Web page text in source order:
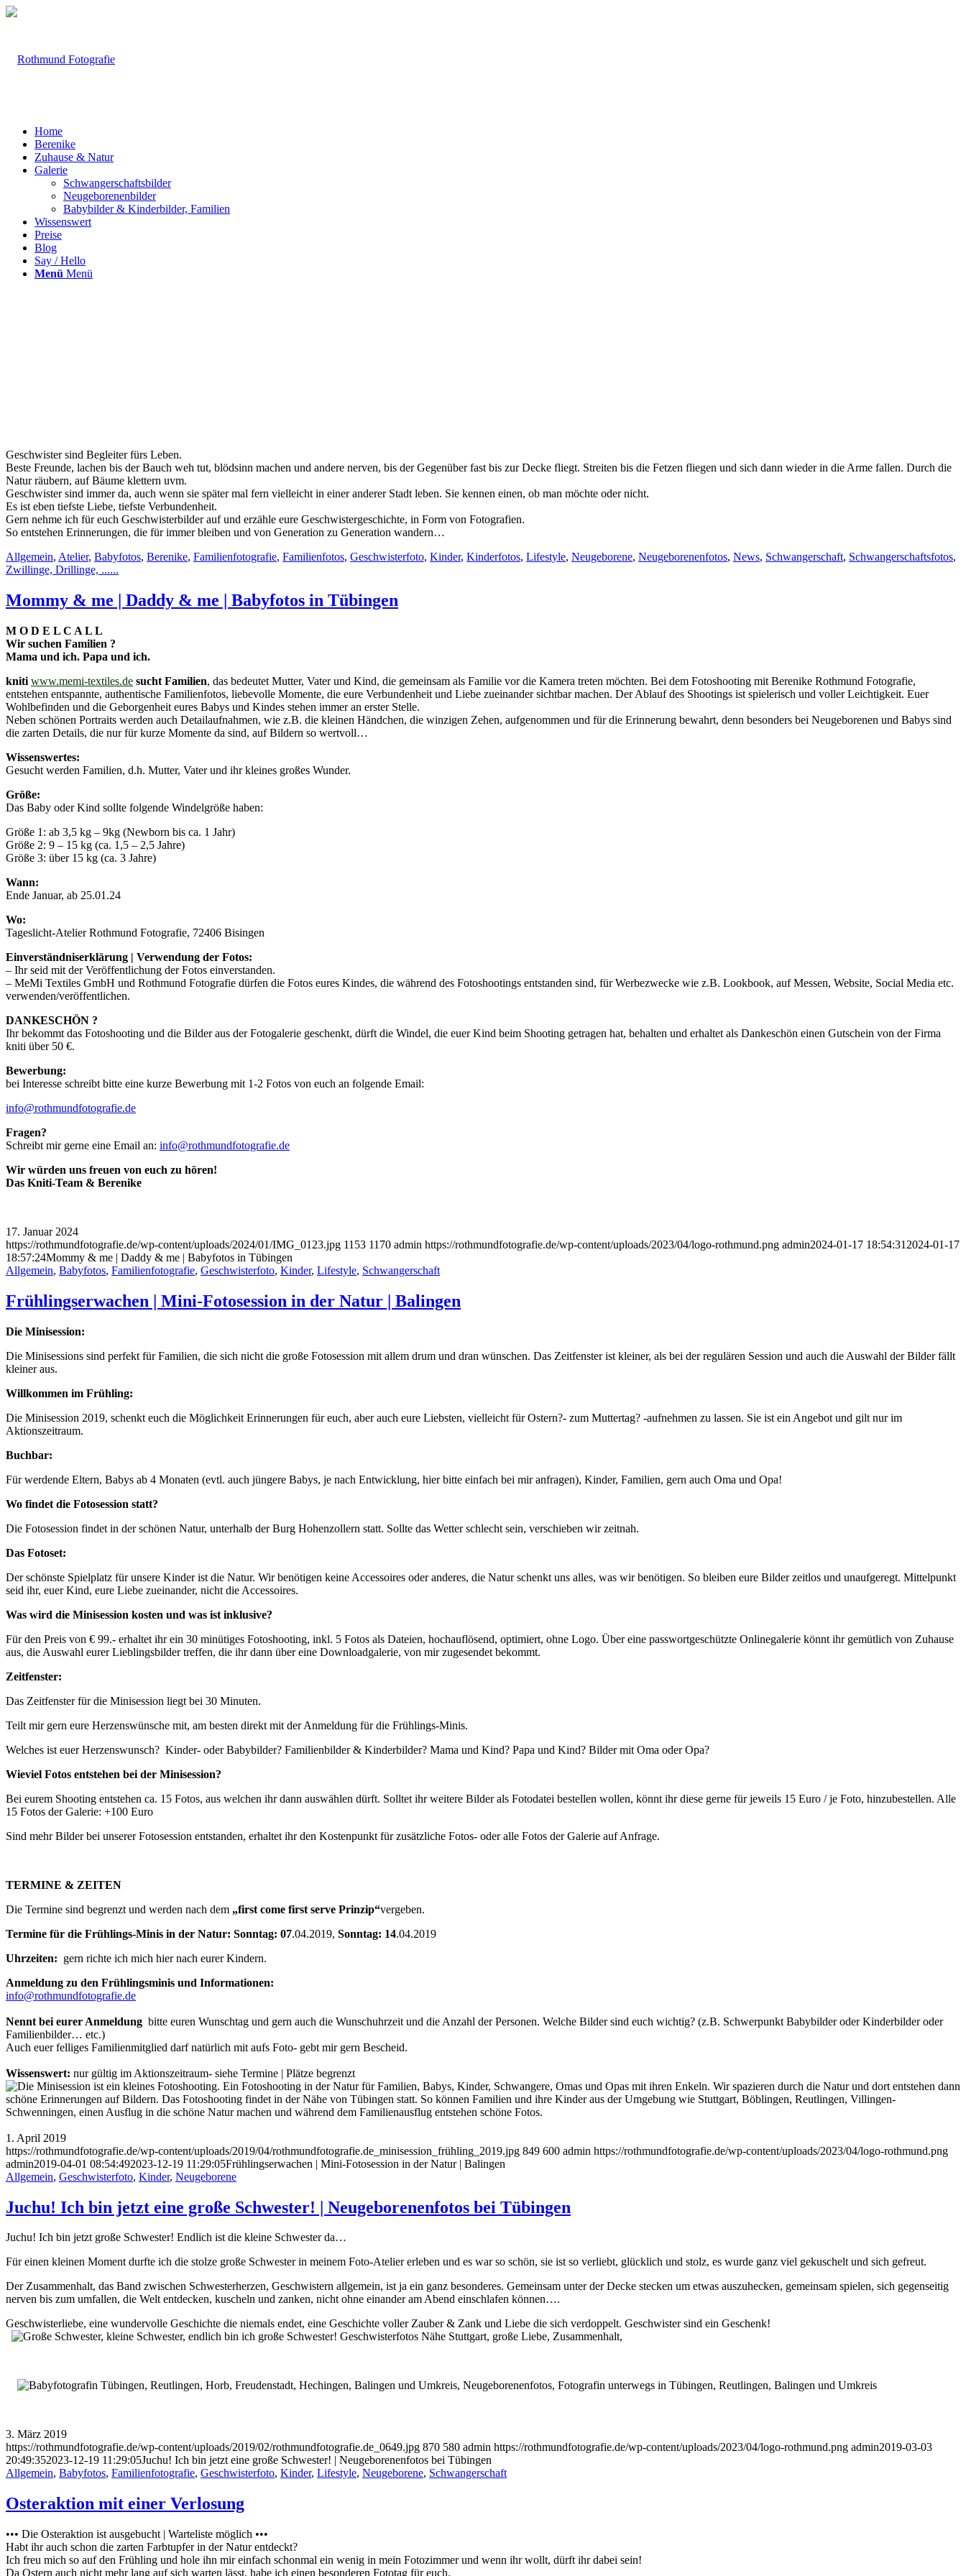
Home
Berenike
Zuhause & Natur
Galerie
Schwangerschaftsbilder
Neugeborenenbilder
Babybilder & Kinderbilder, Familien
Wissenswert
Preise
Blog
Say / Hello
Menü Menü
Geschwister sind Begleiter fürs Leben.
Beste Freunde, lachen bis der Bauch weh tut, blödsinn machen und andere nerven, bis der Gegenüber fast bis zur Decke fliegt. Streiten bis die Fetzen fliegen und sich dann wieder in die Arme fallen. Durch die
Natur räubern, auf Bäume klettern uvm.
Geschwister sind immer da, auch wenn sie später mal fern vielleicht in einer anderer Stadt leben. Sie kennen einen, ob man möchte oder nicht.
Es ist eben tiefste Liebe, tiefste Verbundenheit.
Gern nehme ich für euch Geschwisterbilder auf und erzähle eure Geschwistergeschichte, in Form von Fotografien.
So entstehen Erinnerungen, die für immer bleiben und von Generation zu Generation wandern…
Allgemein, Atelier, Babyfotos, Berenike, Familienfotografie, Familienfotos, Geschwisterfoto, Kinder, Kinderfotos, Lifestyle, Neugeborene, Neugeborenenfotos, News, Schwangerschaft, Schwangerschaftsfotos,
Zwillinge, Drillinge, ......
Mommy & me | Daddy & me | Babyfotos in Tübingen
M O D E L C A L L
Wir suchen Familien ?
Mama und ich. Papa und ich.
kniti www.memi-textiles.de sucht Familien, das bedeutet Mutter, Vater und Kind, die gemeinsam als Familie vor die Kamera treten möchten. Bei dem Fotoshooting mit Berenike Rothmund Fotografie,
entstehen entspannte, authentische Familienfotos, liebevolle Momente, die eure Verbundenheit und Liebe zueinander sichtbar machen. Der Ablauf des Shootings ist spielerisch und voller Leichtigkeit. Euer
Wohlbefinden und die Geborgenheit eures Babys und Kindes stehen immer an erster Stelle.
Neben schönen Portraits werden auch Detailaufnahmen, wie z.B. die kleinen Händchen, die winzigen Zehen, aufgenommen und für die Erinnerung bewahrt, denn besonders bei Neugeborenen und Babys sind
die zarten Details, die nur für kurze Momente da sind, auf Bildern so wertvoll…
Wissenswertes:
Gesucht werden Familien, d.h. Mutter, Vater und ihr kleines großes Wunder.
Größe:
Das Baby oder Kind sollte folgende Windelgröße haben:
Größe 1: ab 3,5 kg – 9kg (Newborn bis ca. 1 Jahr)
Größe 2: 9 – 15 kg (ca. 1,5 – 2,5 Jahre)
Größe 3: über 15 kg (ca. 3 Jahre)
Wann:
Ende Januar, ab 25.01.24
Wo:
Tageslicht-Atelier Rothmund Fotografie, 72406 Bisingen
Einverständniserklärung | Verwendung der Fotos:
– Ihr seid mit der Veröffentlichung der Fotos einverstanden.
– MeMi Textiles GmbH und Rothmund Fotografie dürfen die Fotos eures Kindes, die während des Fotoshootings entstanden sind, für Werbezwecke wie z.B. Lookbook, auf Messen, Website, Social Media etc.
verwenden/veröffentlichen.
DANKESCHÖN ?
Ihr bekommt das Fotoshooting und die Bilder aus der Fotogalerie geschenkt, dürft die Windel, die euer Kind beim Shooting getragen hat, behalten und erhaltet als Dankeschön einen Gutschein von der Firma
kniti über 50 €.
Bewerbung:
bei Interesse schreibt bitte eine kurze Bewerbung mit 1-2 Fotos von euch an folgende Email:
info@rothmundfotografie.de
Fragen?
Schreibt mir gerne eine Email an: info@rothmundfotografie.de
Wir würden uns freuen von euch zu hören!
Das Kniti-Team & Berenike
17. Januar 2024
https://rothmundfotografie.de/wp-content/uploads/2024/01/IMG_0123.jpg 1153 1170 admin https://rothmundfotografie.de/wp-content/uploads/2023/04/logo-rothmund.png admin2024-01-17 18:54:31 2024-01-17
18:57:24Mommy & me | Daddy & me | Babyfotos in Tübingen
Allgemein, Babyfotos, Familienfotografie, Geschwisterfoto, Kinder, Lifestyle, Schwangerschaft
Frühlingserwachen | Mini-Fotosession in der Natur | Balingen
Die Minisession:
Die Minisessions sind perfekt für Familien, die sich nicht die große Fotosession mit allem drum und dran wünschen. Das Zeitfenster ist kleiner, als bei der regulären Session und auch die Auswahl der Bilder fällt
kleiner aus.
Willkommen im Frühling:
Die Minisession 2019, schenkt euch die Möglichkeit Erinnerungen für euch, aber auch eure Liebsten, vielleicht für Ostern?- zum Muttertag? -aufnehmen zu lassen. Sie ist ein Angebot und gilt nur im
Aktionszeitraum.
Buchbar:
Für werdende Eltern, Babys ab 4 Monaten (evtl. auch jüngere Babys, je nach Entwicklung, hier bitte einfach bei mir anfragen), Kinder, Familien, gern auch Oma und Opa!
Wo findet die Fotosession statt?
Die Fotosession findet in der schönen Natur, unterhalb der Burg Hohenzollern statt. Sollte das Wetter schlecht sein, verschieben wir zeitnah.
Das Fotoset:
Der schönste Spielplatz für unsere Kinder ist die Natur. Wir benötigen keine Accessoires oder anderes, die Natur schenkt uns alles, was wir benötigen. So bleiben eure Bilder zeitlos und unaufgeregt. Mittelpunkt
seid ihr, euer Kind, eure Liebe zueinander, nicht die Accessoires.
Was wird die Minisession kosten und was ist inklusive?
Für den Preis von € 99.- erhaltet ihr ein 30 minütiges Fotoshooting, inkl. 5 Fotos als Dateien, hochauflösend, optimiert, ohne Logo. Über eine passwortgeschützte Onlinegalerie könnt ihr gemütlich von Zuhause
aus, die Auswahl eurer Lieblingsbilder treffen, die ihr dann über eine Downloadgalerie, von mir zugesendet bekommt.
Zeitfenster:
Das Zeitfenster für die Minisession liegt bei 30 Minuten.
Teilt mir gern eure Herzenswünsche mit, am besten direkt mit der Anmeldung für die Frühlings-Minis.
Welches ist euer Herzenswunsch? Kinder- oder Babybilder? Familienbilder & Kinderbilder? Mama und Kind? Papa und Kind? Bilder mit Oma oder Opa?
Wieviel Fotos entstehen bei der Minisession?
Bei eurem Shooting entstehen ca. 15 Fotos, aus welchen ihr dann auswählen dürft. Solltet ihr weitere Bilder als Fotodatei bestellen wollen, könnt ihr diese gerne für jeweils 15 Euro / je Foto, hinzubestellen. Alle
15 Fotos der Galerie: +100 Euro
Sind mehr Bilder bei unserer Fotosession entstanden, erhaltet ihr den Kostenpunkt für zusätzliche Fotos- oder alle Fotos der Galerie auf Anfrage.
TERMINE & ZEITEN
Die Termine sind begrenzt und werden nach dem „first come first serve Prinzip“vergeben.
Termine für die Frühlings-Minis in der Natur: Sonntag: 07.04.2019, Sonntag: 14.04.2019
Uhrzeiten: gern richte ich mich hier nach eurer Kindern.
Anmeldung zu den Frühlingsminis und Informationen:
info@rothmundfotografie.de
Nennt bei eurer Anmeldung bitte euren Wunschtag und gern auch die Wunschuhrzeit und die Anzahl der Personen. Welche Bilder sind euch wichtig? (z.B. Schwerpunkt Babybilder oder Kinderbilder oder
Familienbilder… etc.)
Auch euer felliges Familienmitglied darf natürlich mit aufs Foto- gebt mir gern Bescheid.
Wissenswert: nur gültig im Aktionszeitraum- siehe Termine | Plätze begrenzt
1. April 2019
https://rothmundfotografie.de/wp-content/uploads/2019/04/rothmundfotografie.de_minisession_frühling_2019.jpg 849 600 admin https://rothmundfotografie.de/wp-content/uploads/2023/04/logo-rothmund.png
admin2019-04-01 08:54:492023-12-19 11:29:05Frühlingserwachen | Mini-Fotosession in der Natur | Balingen
Allgemein, Geschwisterfoto, Kinder, Neugeborene
Juchu! Ich bin jetzt eine große Schwester! | Neugeborenenfotos bei Tübingen
Juchu! Ich bin jetzt große Schwester! Endlich ist die kleine Schwester da…
Für einen kleinen Moment durfte ich die stolze große Schwester in meinem Foto-Atelier erleben und es war so schön, sie ist so verliebt, glücklich und stolz, es wurde ganz viel gekuschelt und sich gefreut.
Der Zusammenhalt, das Band zwischen Schwesterherzen, Geschwistern allgemein, ist ja ein ganz besonderes. Gemeinsam unter der Decke stecken um etwas auszuhecken, gemeinsam spielen, sich gegenseitig
nerven bis zum umfallen, die Welt entdecken, kuscheln und zanken, nicht ohne einander am Abend einschlafen können….
Geschwisterliebe, eine wundervolle Geschichte die niemals endet, eine Geschichte voller Zauber & Zank und Liebe die sich verdoppelt. Geschwister sind ein Geschenk!
3. März 2019
https://rothmundfotografie.de/wp-content/uploads/2019/02/rothmundfotografie.de_0649.jpg 870 580 admin https://rothmundfotografie.de/wp-content/uploads/2023/04/logo-rothmund.png admin2019-03-03
20:49:352023-12-19 11:29:05Juchu! Ich bin jetzt eine große Schwester! | Neugeborenenfotos bei Tübingen
Allgemein, Babyfotos, Familienfotografie, Geschwisterfoto, Kinder, Lifestyle, Neugeborene, Schwangerschaft
Osteraktion mit einer Verlosung
••• Die Osteraktion ist ausgebucht | Warteliste möglich •••
Habt ihr auch schon die zarten Farbtupfer in der Natur entdeckt?
Ich freu mich so auf den Frühling und hole ihn mir einfach schonmal ein wenig in mein Fotozimmer und wenn ihr wollt, dürft ihr dabei sein!
Da Ostern auch nicht mehr lang auf sich warten lässt, habe ich einen besonderen Fototag für euch.